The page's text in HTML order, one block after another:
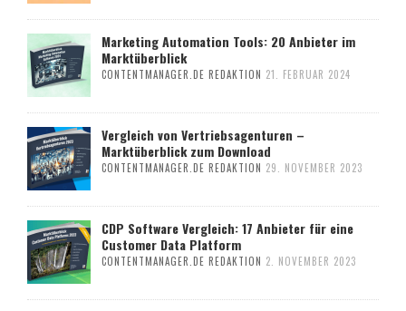
Marketing Automation Tools: 20 Anbieter im
Marktüberblick
CONTENTMANAGER.DE REDAKTION 21. FEBRUAR 2024
Vergleich von Vertriebsagenturen –
Marktüberblick zum Download
CONTENTMANAGER.DE REDAKTION 29. NOVEMBER 2023
CDP Software Vergleich: 17 Anbieter für eine
Customer Data Platform
CONTENTMANAGER.DE REDAKTION 2. NOVEMBER 2023